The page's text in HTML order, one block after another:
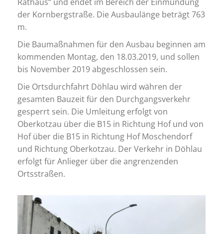
der Kornbergstraße. Die Ausbaulänge beträgt 763
m.
Die Baumaßnahmen für den Ausbau beginnen am
kommenden Montag, den 18.03.2019, und sollen
bis November 2019 abgeschlossen sein.
Die Ortsdurchfahrt Döhlau wird währen der
gesamten Bauzeit für den Durchgangsverkehr
gesperrt sein. Die Umleitung erfolgt von
Oberkotzau über die B15 in Richtung Hof und von
Hof über die B15 in Richtung Hof Moschendorf
und Richtung Oberkotzau. Der Verkehr in Döhlau
erfolgt für Anlieger über die angrenzenden
Ortsstraßen.